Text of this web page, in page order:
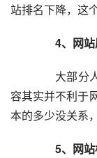
4、网站
容其实并不利于
本的多少没关系
5、网站